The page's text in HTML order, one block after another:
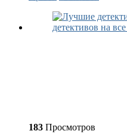
183 Просмотров